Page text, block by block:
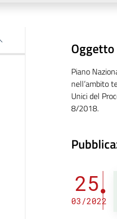
Oggetto
Piano
nell’ambito
Unici del
8/2018.
25
03/2022